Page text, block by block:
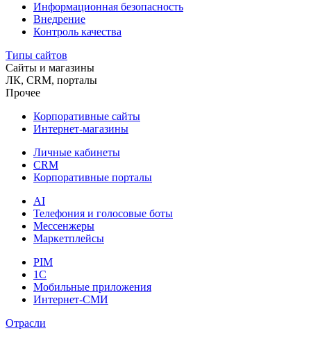
Информационная безопасность
Внедрение
Контроль качества
Типы сайтов
Сайты и магазины
ЛК, CRM, порталы
Прочее
Корпоративные сайты
Интернет-магазины
Личные кабинеты
CRM
Корпоративные порталы
AI
Телефония и голосовые боты
Мессенжеры
Маркетплейсы
PIM
1C
Мобильные приложения
Интернет-СМИ
Отрасли